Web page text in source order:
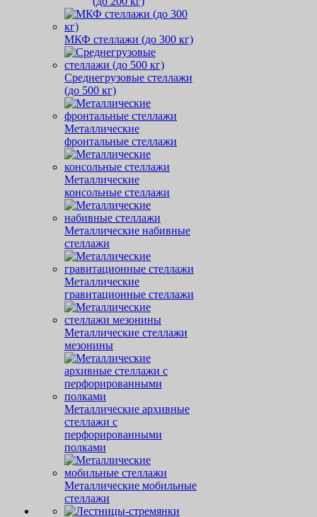
МКФ стеллажи (до 300 кг)
Среднегрузовые стеллажи
(до 500 кг)
Металлические
фронтальные стеллажи
Металлические
консольные стеллажи
Металлические набивные
стеллажи
Металлические
гравитационные стеллажи
Металлические стеллажи
мезонины
Металлические архивные
стеллажи с
перфорированными
полками
Металлические мобильные
стеллажи